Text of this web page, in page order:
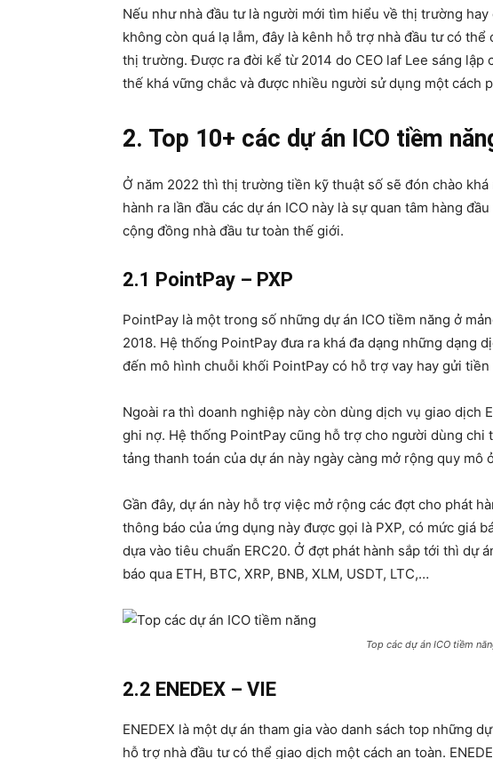
Nếu như nhà đầu tư là người mới tìm hiểu về thị trường
không còn quá lạ lẫm, đây là kênh hỗ trợ nhà đầu tư có
thị trường. Được ra đời kể từ 2014 do CEO laf Lee sáng lập
thế khá vững chắc và được nhiều người sử dụng một cách
2. Top 10+ các dự án ICO tiềm
Ở năm 2022 thì thị trường tiền kỹ thuật số sẽ đón chào
hành ra lần đầu các dự án ICO này là sự quan tâm hàng
cộng đồng nhà đầu tư toàn thế giới.
2.1 PointPay – PXP
PointPay là một trong số những dự án ICO tiềm năng ở
2018. Hệ thống PointPay đưa ra khá đa dạng những dạng
đến mô hình chuỗi khối PointPay có hỗ trợ vay hay gửi
Ngoài ra thì doanh nghiệp này còn dùng dịch vụ giao dịch
ghi nợ. Hệ thống PointPay cũng hỗ trợ cho người dùng chi
tảng thanh toán của dự án này ngày càng mở rộng quy mô
Gần đây, dự án này hỗ trợ việc mở rộng các đợt cho phát
thông báo của ứng dụng này được gọi là PXP, có mức giá
dựa vào tiêu chuẩn ERC20. Ở đợt phát hành sắp tới thì dự
báo qua ETH, BTC, XRP, BNB, XLM, USDT, LTC,…
Top các dự án ICO tiềm
2.2 ENEDEX – VIE
ENEDEX là một dự án tham gia vào danh sách top những
hỗ trợ nhà đầu tư có thể giao dịch một cách an toàn.